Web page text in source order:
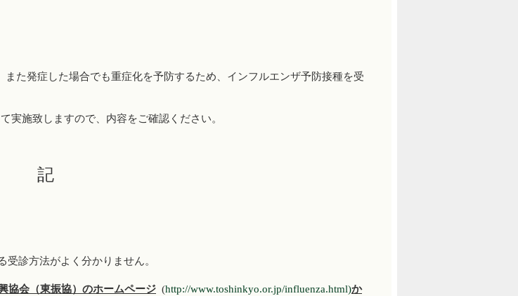
た発症した場合でも重症化を予防するため、インフルエンザ予防接種を受
施致しますので、内容をご確認ください。
記
診方法がよく分かりません。
協会（東振協）のホームページ (http://www.toshinkyo.or.jp/influenza.html)か